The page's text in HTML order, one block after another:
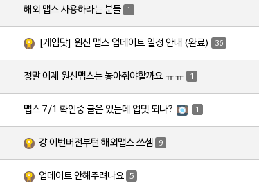
해외 맵스 사용하라는 분들 1
[게임닷] 원신 맵스 업데이트 일정 안내 (완료) 36
정말 이제 원신맵스는 놓아줘야할까요 ㅠㅠ 1
맵스 7/1 확인중 글은 있는데 업뎃 되나? 1
걍 이번버전부턴 해외맵스 쓰셈 9
업데이트 안해주려나요 5